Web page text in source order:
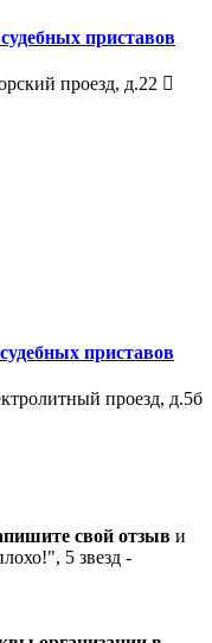
приставов
проезд, д.22
приставов
проезд, д.5б
свой отзыв и
5 звезд -